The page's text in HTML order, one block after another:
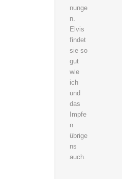
nunge
n.
Elvis
findet
sie so
gut
wie
ich
und
das
Impfe
n
übrige
ns
auch.